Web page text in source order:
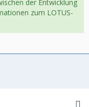
der Entwicklung
zum LOTUS-